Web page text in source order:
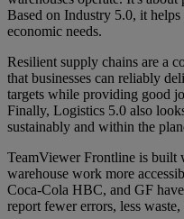
Based on Industry 5.0, it
economic needs.
Resilient supply chains are a
that businesses can reliably
targets while providing good
Finally, Logistics 5.0 also
sustainably and within the
TeamViewer Frontline is built
warehouse work more
Coca-Cola HBC, and GF
report fewer errors, less